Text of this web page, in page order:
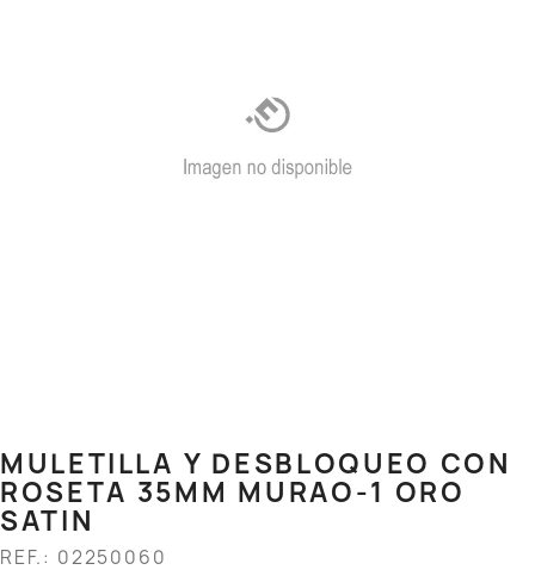
MULETILLA Y DESBLOQUEO CON
ROSETA 35MM MURAO-1 ORO
SATIN
REF.: 02250060